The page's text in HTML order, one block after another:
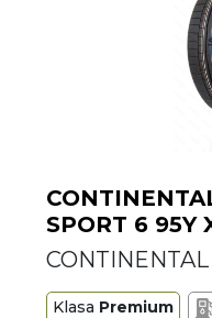
SPORT 6 95Y
CONTINENTAL
Klasa Premium